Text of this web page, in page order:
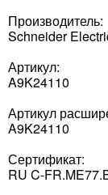
Производитель:
Schneider
Артикул:
A9K24110
Артикул
A9K24110
Сертификат:
RU C-